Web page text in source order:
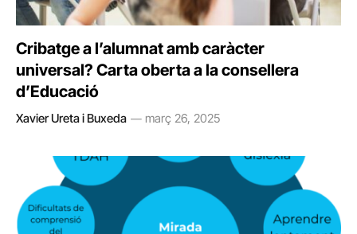
Cribatge a l’alumnat amb caràcter
universal? Carta oberta a la consellera
d’Educació
Xavier Ureta i Buxeda març 26, 2025